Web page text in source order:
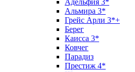
Альмира 3*
Грейс Арли 3*+
Берег
Каисса 3*
Ковчег
Парадиз
Престиж 4*